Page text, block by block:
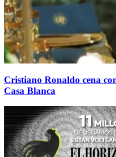
Cristiano Ronaldo cena
Casa Blanca